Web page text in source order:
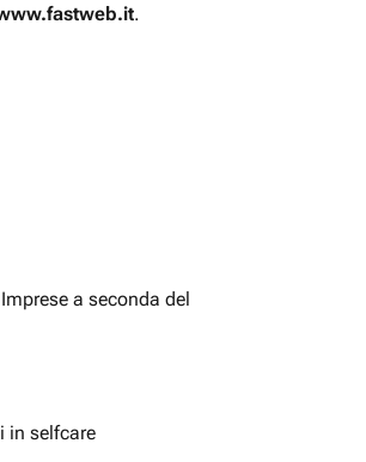
.
a seconda del
in selfcare